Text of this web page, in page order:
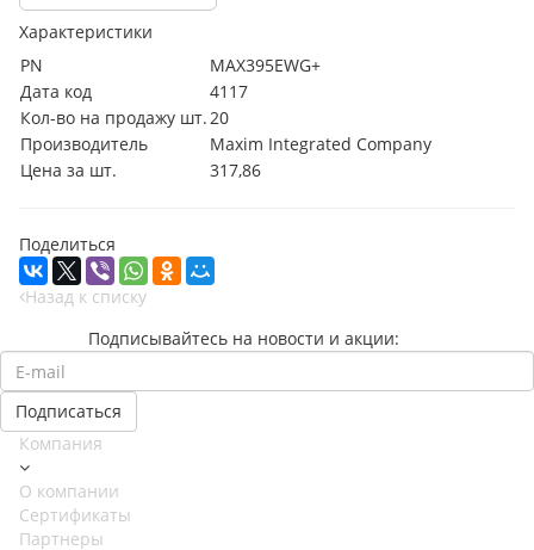
Характеристики
PN
MAX395EWG+
Дата код
4117
Кол-во на продажу шт.20
Производитель
Maxim Integrated Company
Цена за шт.
317,86
Поделиться
Назад к списку
Подписывайтесь на новости и акции:
Компания
О компании
Сертификаты
Партнеры